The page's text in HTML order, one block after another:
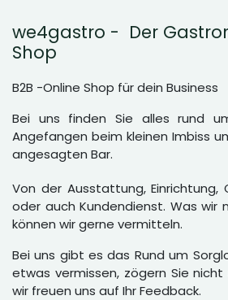
we4gastro - Der
Shop
B2B -Online Shop für dein Business
Bei uns finden Sie alles rund
Angefangen beim kleinen Imbiss
angesagten Bar.
Von der Ausstattung, Einrichtung,
oder auch Kundendienst. Was wir
können wir gerne vermitteln.
Bei uns gibt es das Rund um
etwas vermissen, zögern Sie
wir freuen uns auf Ihr Feedback.